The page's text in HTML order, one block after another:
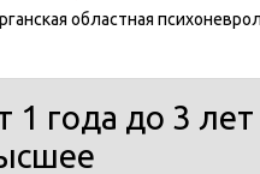
областная
1 года до 3 лет